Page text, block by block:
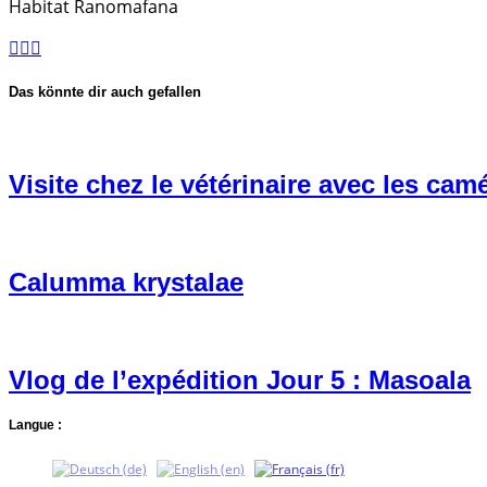
Habitat Ranomafana
Das könnte dir auch gefallen
Visite chez le vétérinaire avec les
Calumma krystalae
Vlog de l’expédition Jour 5 : Masoala
Langue :